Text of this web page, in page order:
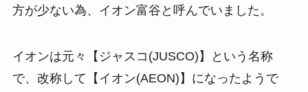
方が少ない為、イオン富谷と呼んでいました。
イオンは元々【ジャスコ(JUSCO)】という名称
で、改称して【イオン(AEON)】になったようで